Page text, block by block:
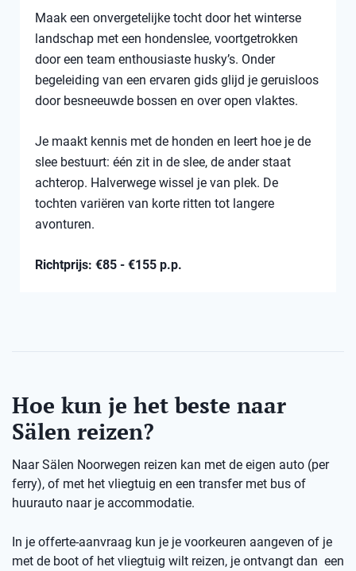
Maak een onvergetelijke tocht door het winterse
landschap met een hondenslee, voortgetrokken
door een team enthousiaste husky’s. Onder
begeleiding van een ervaren gids glijd je geruisloos
door besneeuwde bossen en over open vlaktes.
Je maakt kennis met de honden en leert hoe je de
slee bestuurt: één zit in de slee, de ander staat
achterop. Halverwege wissel je van plek. De
tochten variëren van korte ritten tot langere
avonturen.
Richtprijs: €85 - €155 p.p.
Hoe kun je het beste naar
Sälen reizen?
Naar Sälen Noorwegen reizen kan met de eigen auto (per
ferry), of met het vliegtuig en een transfer met bus of
huurauto naar je accommodatie.
In je offerte-aanvraag kun je je voorkeuren aangeven of je
met de boot of het vliegtuig wilt reizen, je ontvangt dan een